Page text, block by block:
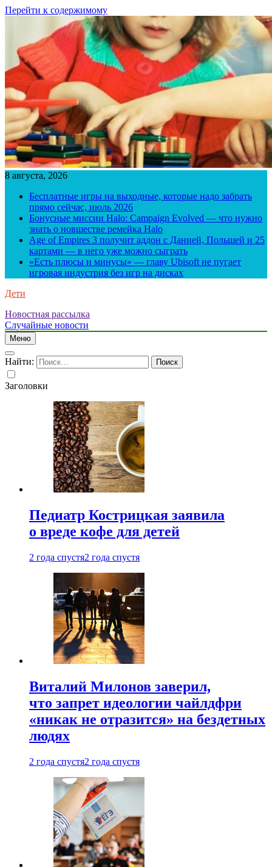
Перейти к содержимому
8 августа, 2026
Бесплатные игры на выходные, которые надо забрать
прямо сейчас, июль 2026
Бонусные миссии Halo: Campaign Evolved — что нужно
знать о новшестве ремейка Halo
Age of Empires 3 получит аддон с Данией, Польшей и 25
картами — в него уже можно сыграть
«Есть плюсы и минусы» — главу Ubisoft не пугает
игровая индустрия без игр на дисках
Дети
Новостная рассылка
Случайные новости
Меню
Найти:
Заголовки
Педиатр Кострицкая заявила
о вреде кофе для детей
2 года спустя2 года спустя
Виталий Милонов заверил,
что запрет идеологии чайлдфри
«никак не отразится» на бездетных
людях
2 года спустя2 года спустя